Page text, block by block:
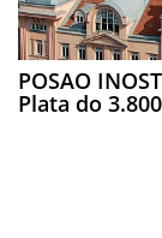
POSAO
Plata do